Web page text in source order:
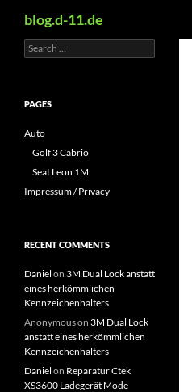
blog.d-11.de
Search
for:
PAGES
Auto
Golf 3 Cabrio
Seat Leon 1M
Impressum / Privacy
RECENT COMMENTS
Daniel on 3M Dual Lock anstatt
eines herkömmlichen
Kennzeichenhalters
Anonymouson 3M Dual Lock
anstatt eines herkömmlichen
Kennzeichenhalters
Daniel on Reparatur Ctek
XS3600 Ladegerät Mode